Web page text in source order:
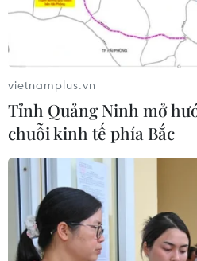
vietnamplus.vn
Tỉnh Quảng Ninh mở
chuỗi kinh tế phía Bắc